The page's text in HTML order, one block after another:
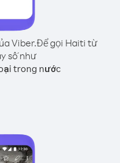
Viber.Để gọi Haiti từ
số như
trong nước